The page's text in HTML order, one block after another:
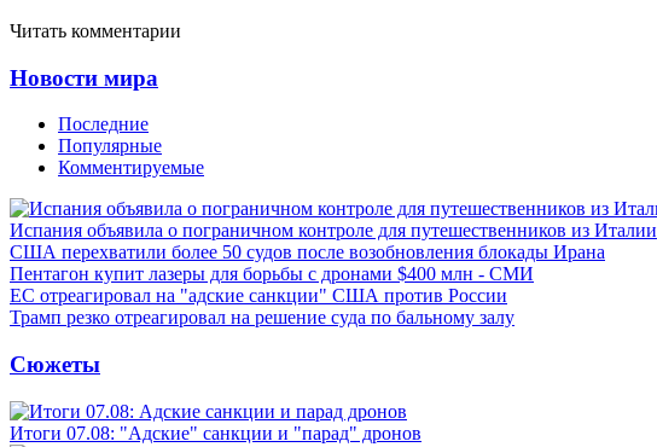
Читать комментарии
Новости мира
Последние
Популярные
Комментируемые
Испания объявила о пограничном контроле для путешественников из Италии
США перехватили более 50 судов после возобновления блокады Ирана
Пентагон купит лазеры для борьбы с дронами $400 млн - СМИ
ЕС отреагировал на "адские санкции" США против России
Трамп резко отреагировал на решение суда по бальному залу
Сюжеты
Итоги 07.08: "Адские" санкции и "парад" дронов